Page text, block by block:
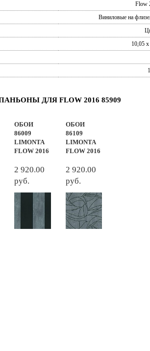
Flow
Виниловые на
10,05
ДЛЯ FLOW 2016 85909
ОБОИ
86009
LIMONTA
FLOW 2016
2 920.00
руб.
ОБОИ
86109
LIMONTA
FLOW 2016
2 920.00
руб.